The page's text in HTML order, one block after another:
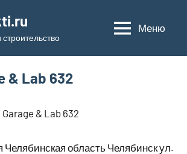
Меню
& Lab 632
& Lab 632
Челябинская область Челябинск ул.